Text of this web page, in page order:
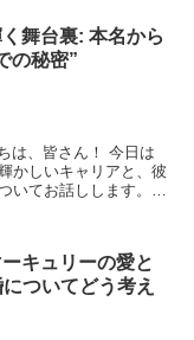
舞台裏: 本名から
の秘密”
は、皆さん！ 今日は
かしいキャリアと、彼
いてお話しします。
キュリーの愛と
ついてどう考え